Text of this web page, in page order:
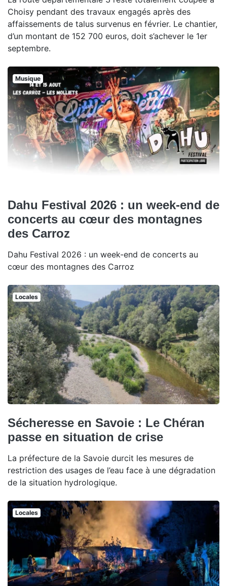
Choisy pendant des travaux engagés après des
affaissements de talus survenus en février. Le chantier,
d’un montant de 152 700 euros, doit s’achever le 1er
septembre.
Musique
Dahu Festival 2026 : un week-end de
concerts au cœur des montagnes
des Carroz
Dahu Festival 2026 : un week-end de concerts au
cœur des montagnes des Carroz
Locales
Sécheresse en Savoie : Le Chéran
passe en situation de crise
La préfecture de la Savoie durcit les mesures de
restriction des usages de l’eau face à une dégradation
de la situation hydrologique.
Locales